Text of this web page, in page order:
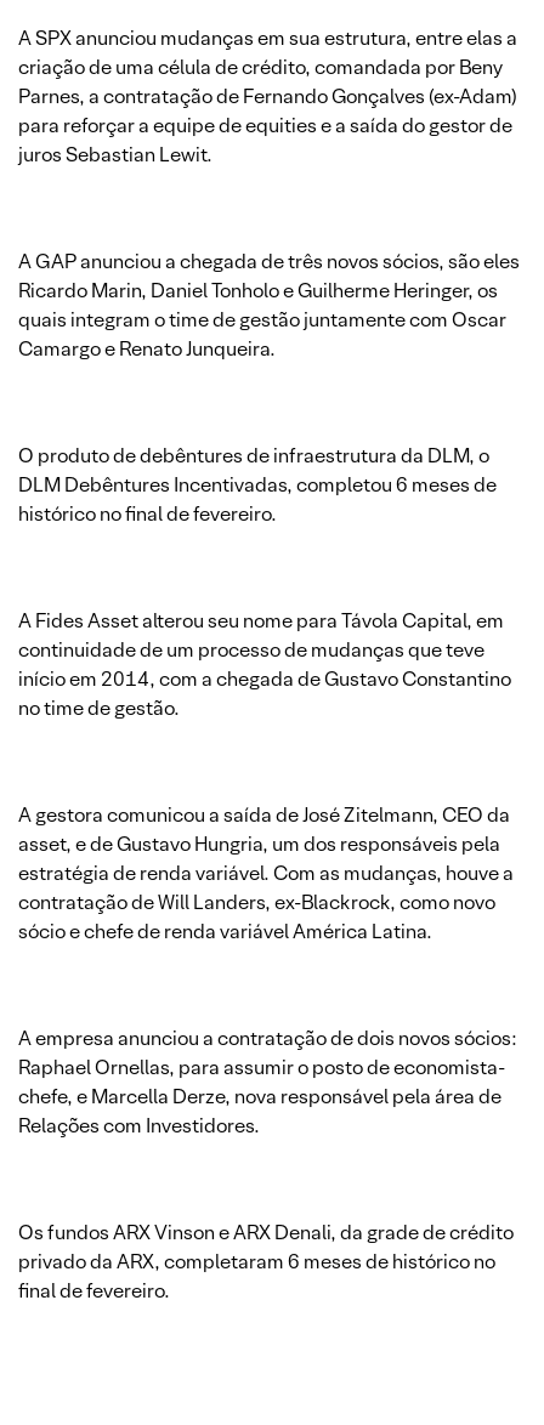
A SPX anunciou mudanças em sua estrutura, entre elas a
criação de uma célula de crédito, comandada por Beny
Parnes, a contratação de Fernando Gonçalves (ex-Adam)
para reforçar a equipe de equities e a saída do gestor de
juros Sebastian Lewit.
A GAP anunciou a chegada de três novos sócios, são eles
Ricardo Marin, Daniel Tonholo e Guilherme Heringer, os
quais integram o time de gestão juntamente com Oscar
Camargo e Renato Junqueira.
O produto de debêntures de infraestrutura da DLM, o
DLM Debêntures Incentivadas, completou 6 meses de
histórico no final de fevereiro.
A Fides Asset alterou seu nome para Távola Capital, em
continuidade de um processo de mudanças que teve
início em 2014, com a chegada de Gustavo Constantino
no time de gestão.
A gestora comunicou a saída de José Zitelmann, CEO da
asset, e de Gustavo Hungria, um dos responsáveis pela
estratégia de renda variável. Com as mudanças, houve a
contratação de Will Landers, ex-Blackrock, como novo
sócio e chefe de renda variável América Latina.
A empresa anunciou a contratação de dois novos sócios:
Raphael Ornellas, para assumir o posto de economista-
chefe, e Marcella Derze, nova responsável pela área de
Relações com Investidores.
Os fundos ARX Vinson e ARX Denali, da grade de crédito
privado da ARX, completaram 6 meses de histórico no
final de fevereiro.